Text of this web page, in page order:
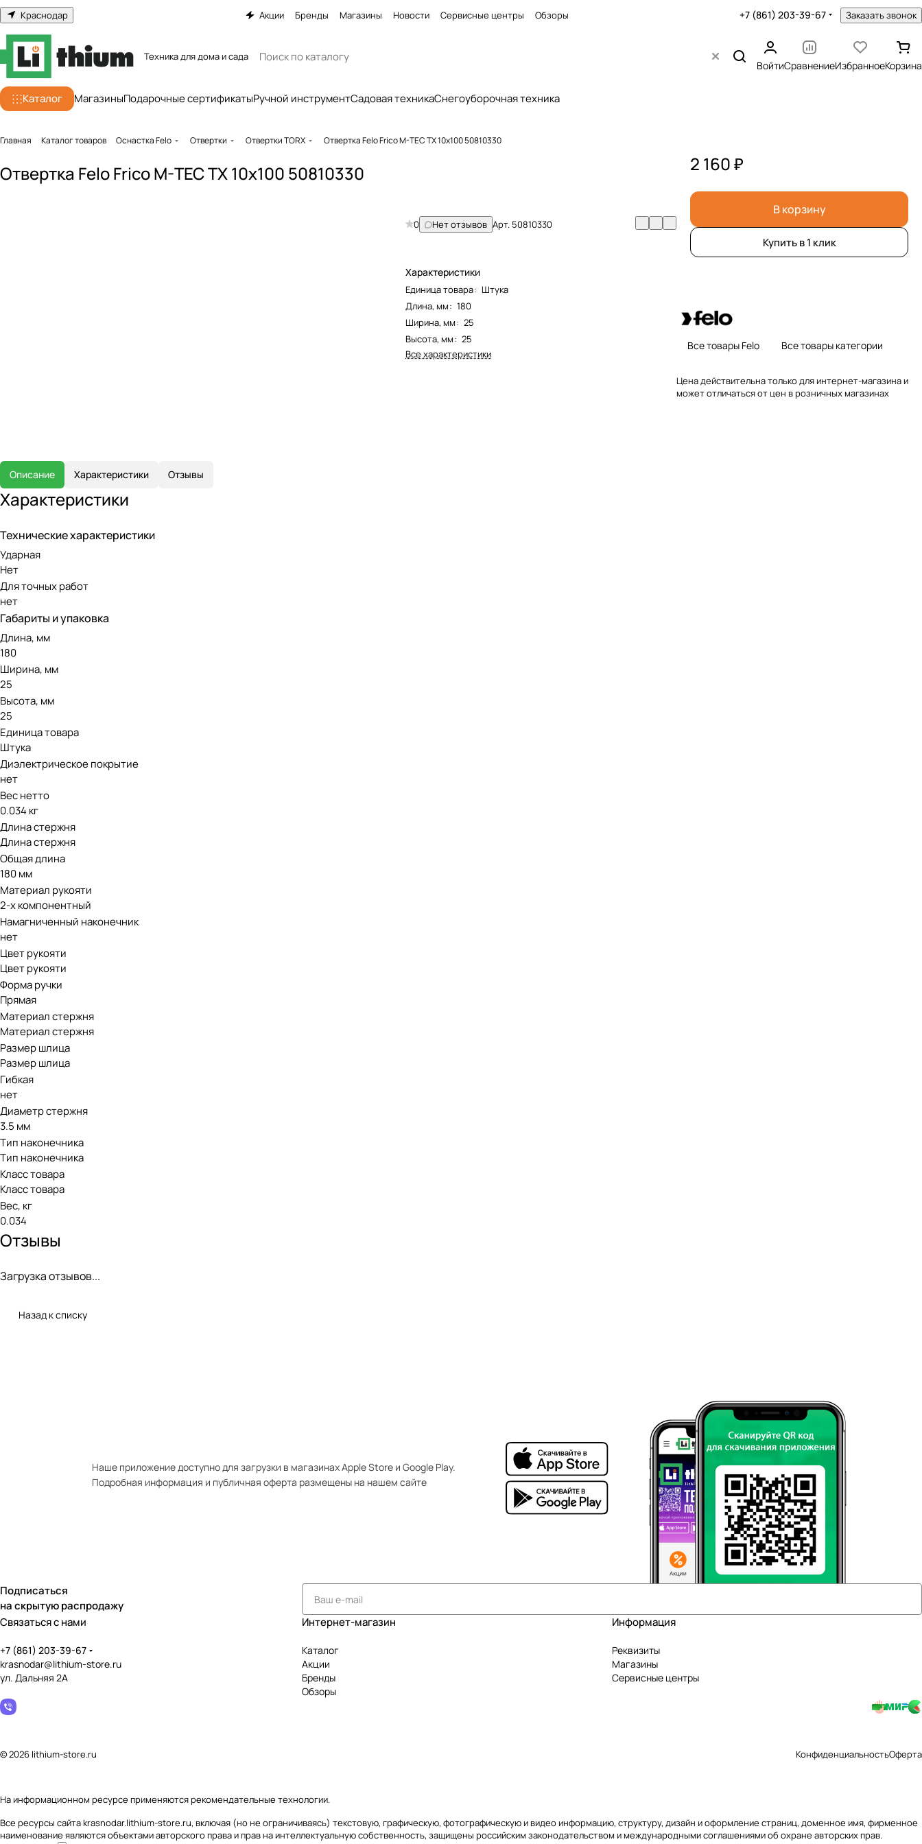
Краснодар Акции Бренды Магазины Новости Сервисные центры Обзоры +7 (861) 203-39-67 Заказать звонок
Техника для дома и сада
ВойтиСравнениеИзбранноеКорзина
Каталог МагазиныПодарочные сертификатыРучной инструментСадовая техникаСнегоуборочная техника
Главная Каталог товаров Оснастка Felo Отвертки Отвертки TORX Отвертка Felo Frico M-TEC TX 10x100 50810330
Отвертка Felo Frico M-TEC TX 10x100 50810330
0 Нет отзывов Арт. 50810330
Характеристики
Единица товара: Штука
Длина, мм: 180
Ширина, мм: 25
Высота, мм: 25
Все характеристики
2 160 ₽
В корзину
Купить в 1 клик
Все товары Felo Все товары категории
Цена действительна только для интернет-магазина и
может отличаться от цен в розничных магазинах
Описание Характеристики Отзывы
Характеристики
Технические характеристики
Ударная
Нет
Для точных работ
нет
Габариты и упаковка
Длина, мм
180
Ширина, мм
25
Высота, мм
25
Единица товара
Штука
Диэлектрическое покрытие
нет
Вес нетто
0.034 кг
Длина стержня
Длина стержня
Общая длина
180 мм
Материал рукояти
2-х компонентный
Намагниченный наконечник
нет
Цвет рукояти
Цвет рукояти
Форма ручки
Прямая
Материал стержня
Материал стержня
Размер шлица
Размер шлица
Гибкая
нет
Диаметр стержня
3.5 мм
Тип наконечника
Тип наконечника
Класс товара
Класс товара
Вес, кг
0.034
Отзывы
Загрузка отзывов...
Назад к списку
Наше приложение доступно для загрузки в магазинах Apple Store и Google Play.
Подробная информация и публичная оферта размещены на нашем сайте
Подписаться
на скрытую распродажу
Связаться с нами
+7 (861) 203-39-67
krasnodar@lithium-store.ru
ул. Дальняя 2А
Интернет-магазин
Каталог
Акции
Бренды
Обзоры
Информация
Реквизиты
Магазины
Сервисные центры
© 2026 lithium-store.ru КонфиденциальностьОферта
На информационном ресурсе применяютсярекомендательные технологии.
Все ресурсы сайта krasnodar.lithium-store.ru, включая (но не ограничиваясь) текстовую, графическую, фотографическую и видео информацию, структуру, дизайн и оформление страниц, доменное имя, фирменное
наименование являются объектами авторского права и прав на интеллектуальную собственность, защищены российским законодательством и международными соглашениями об охране авторских прав.